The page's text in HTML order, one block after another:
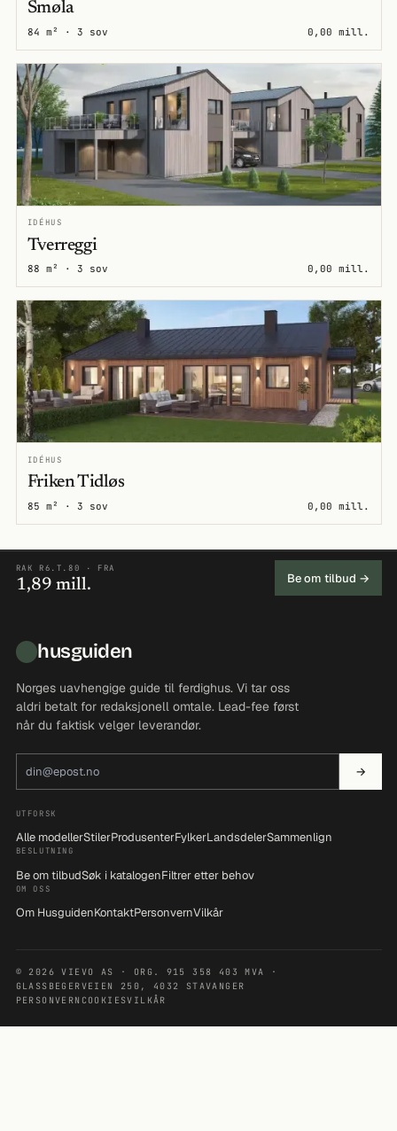
Smøla
84 m² · 3 sov 0,00 mill.
IDÉHUS
Tverreggi
88 m² · 3 sov 0,00 mill.
IDÉHUS
Friken Tidløs
85 m² · 3 sov 0,00 mill.
RAK R6.T.80 · FRA
1,89 mill. Be om tilbud →
husguiden
Norges uavhengige guide til ferdighus. Vi tar oss
aldri betalt for redaksjonell omtale. Lead-fee først
når du faktisk velger leverandør.
→
UTFORSK
Alle modellerStilerProdusenterFylkerLandsdelerSammenlign
BESLUTNING
Be om tilbudSøk i katalogenFiltrer etter behov
OM OSS
Om HusguidenKontaktPersonvernVilkår
© 2026 VIEVO AS · ORG. 915 358 403 MVA ·
GLASSBEGERVEIEN 250, 4032 STAVANGER
PERSONVERN COOKIESVILKÅR